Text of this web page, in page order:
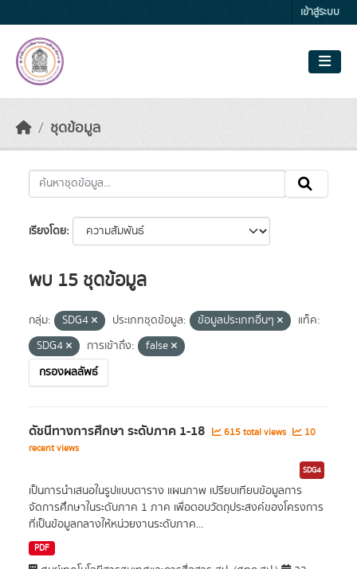
เข้าสู่ระบบ
ชุดข้อมูล
เรียงโดย
พบ 15 ชุดข้อมูล
กลุ่ม: SDG4 ประเภทชุดข้อมูล: ข้อมูลประเภทอื่นๆ
แท็ค:
SDG4
การเข้าถึง:
false
กรองผลลัพธ์
ดัชนีทางการศึกษา ระดับภาค 1-18 615 total views
10
recent views
SDG4
เป็นการนำเสนอในรูปแบบตาราง แผนภาพ เปรียบเทียบข้อมูลการ
จัดการศึกษาในระดับภาค 1 ภาค เพื่อตอบวัตถุประสงค์ของโครงการ
ที่เป็นข้อมูลกลางให้หน่วยงานระดับภาค...
PDF